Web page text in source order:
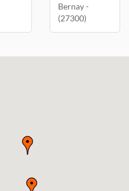
Bernay -
(27300)